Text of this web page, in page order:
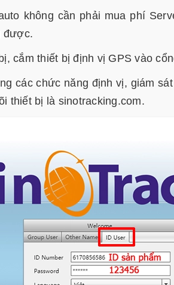
không cần phải mua phí
được.
cắm thiết bị định vị GPS vào
các chức năng định vị, giám
thiết bị là sinotracking.com.